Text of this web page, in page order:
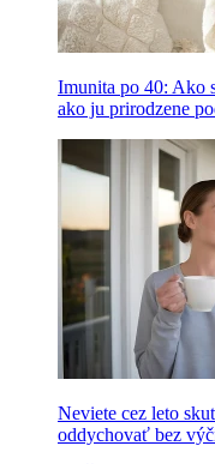
Imunita po 40: Ako
ako ju prirodzene
Neviete cez leto
oddychovať bez